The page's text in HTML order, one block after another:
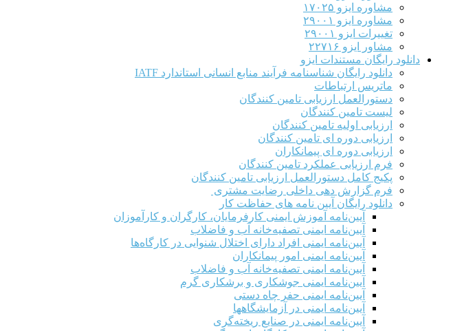
مشاوره ایزو ۱۷۰۲۵
مشاوره ایزو ۲۹۰۰۱
تغییرات ایزو ۲۹۰۰۱
مشاور ایزو ۲۲۷۱۶
دانلود رایگان مستندات ایزو
دانلود رایگان شناسنامه فرآیند منابع انسانی استاندارد IATF
ماتریس ارتباطات
دستورالعمل ارزیابی تامین کنندگان
لیست تامین کنندگان
ارزیابی اولیه تامین کنندگان
ارزیابی دوره ای تامین کنندگان
ارزیابی دوره ای پیمانکاران
فرم ارزيابی عملکرد تامین کنندگان
پکیج کامل دستورالعمل ارزیابی تامین کنندگان
فرم گزارش دهی داخلی رضایت مشتری
دانلود رایگان آیین نامه های حفاظت کار
آیین‌نامه آموزش ایمنی کارفرمایان، کارگران و کارآموزان
آیین‌نامه ایمنی تصفیه‌خانه آب و فاضلاب
آیین‌نامه ایمنی افراد دارای اختلال شنوایی در کارگاه‌ها
آیین‌نامه ایمنی امور پیمانکاران
آیین‌نامه ایمنی تصفیه‌خانه آب و فاضلاب
آیین‌نامه ایمنی جوشکاری و برشکاری گرم
آیین‌نامه ایمنی حفر چاه دستی
آیین‌نامه ایمنی در آزمایشگاهها
آیین‌نامه ایمنی در صنایع ریخته‌گری